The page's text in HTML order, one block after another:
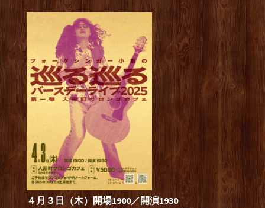
４月３日（木）開場1900／開演1930